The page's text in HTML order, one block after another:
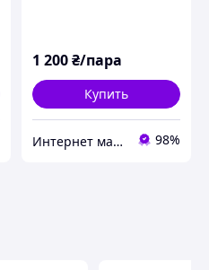
1 200₴/пара
Купить
Интернет магазин Семицвет 98%